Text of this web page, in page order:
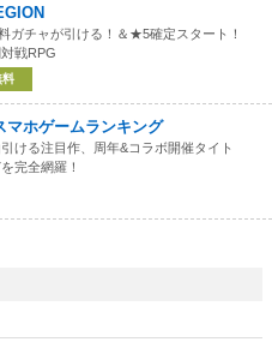
ガチャが引ける！＆★5確定スタート！
戦RPG
料
マホゲームランキング
ける注目作、周年&コラボ開催タイト
完全網羅！